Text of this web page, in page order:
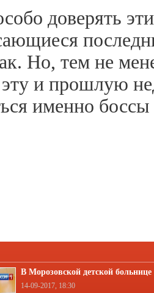
доверять
Но, тем не
и прошлую
именно боссы
В Морозовской детской
корпус
14-09-2017, 18:30